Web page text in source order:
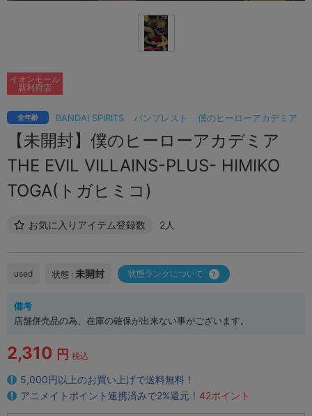
BANDAI SPIRITS バンプレスト 僕のヒーローアカデミア
全年齢
【未開封】僕のヒーローアカデミア
THE EVIL VILLAINS-PLUS- HIMIKO
TOGA(トガヒミコ)
お気に入りアイテム登録数 2人
イオンモール
新利府店
used 状態 : 未開封 状態ランクについて
備考
店舗併売品の為、在庫の確保が出来ない事がございます。
2,310 円 税込
5,000円以上のお買い上げで送料無料！
アニメイトポイント連携済みで2%還元！ 42ポイント